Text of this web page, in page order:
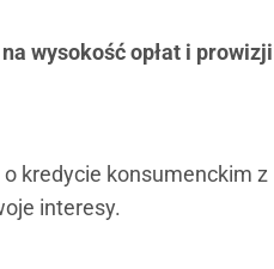
wysokość opłat i prowizji
kredycie konsumenckim z
interesy.